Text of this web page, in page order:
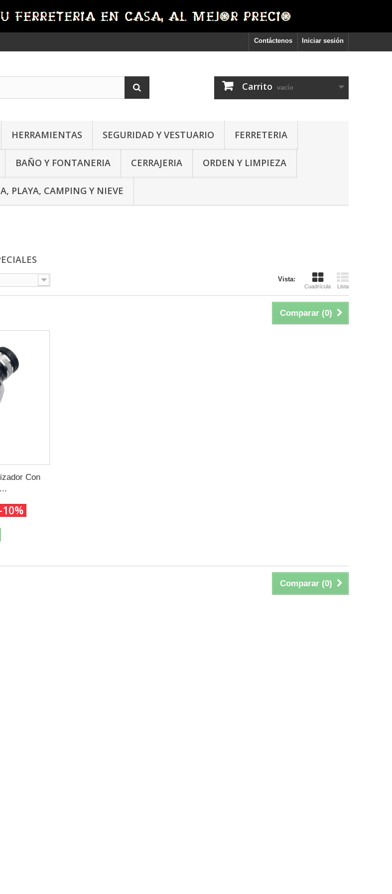
Iniciar sesión
Contáctenos
Carrito vacío
HERRAMIENTAS SEGURIDAD Y VESTUARIO FERRETERIA
BAÑO Y FONTANERIA CERRAJERIA ORDEN Y LIMPIEZA
PLAYA, CAMPING Y NIEVE
Vista:
Cuadrícula Lista
Comparar (0)
Con
-10%
Comparar (0)